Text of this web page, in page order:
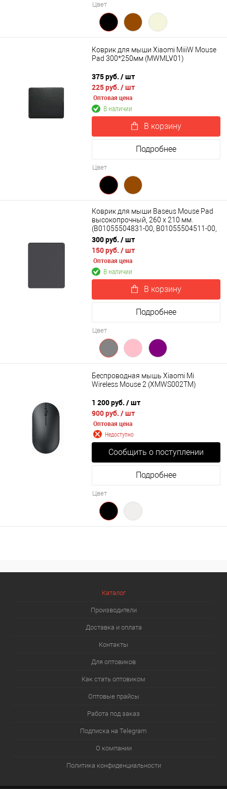
Цвет
Коврик для мыши Xiaomi MiiiW Mouse
Pad 300*250мм (MWMLV01)
375 руб. / шт
225 руб. / шт
Оптовая цена
В наличии
В корзину
Подробнее
Цвет
Коврик для мыши Baseus Mouse Pad
высокопрочный, 260 x 210 мм.
(B01055504831-00, B01055504511-00,
B01055504411-00)
300 руб. / шт
150 руб. / шт
Оптовая цена
В наличии
В корзину
Подробнее
Цвет
Беспроводная мышь Xiaomi Mi
Wireless Mouse 2 (XMWS002TM)
1 200 руб. / шт
900 руб. / шт
Оптовая цена
Недоступно
Сообщить о поступлении
Подробнее
Цвет
Каталог
Производители
Доставка и оплата
Контакты
Для оптовиков
Как стать оптовиком
Оптовые прайсы
Работа под заказ
Подписка на Telegram
О компании
Политика конфиденциальности